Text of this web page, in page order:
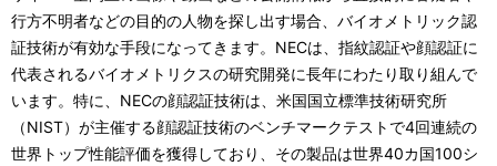
行方不明者などの目的の人物を探し出す場合、バイオメトリック認
証技術が有効な手段になってきます。NECは、指紋認証や顔認証に
代表されるバイオメトリクスの研究開発に長年にわたり取り組んで
います。特に、NECの顔認証技術は、米国国立標準技術研究所
（NIST）が主催する顔認証技術のベンチマークテストで4回連続の
世界トップ性能評価を獲得しており、その製品は世界40カ国100シ